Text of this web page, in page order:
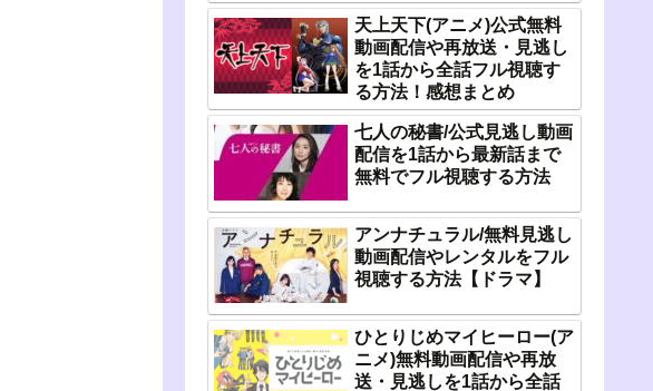
天上天下(アニメ)公式無料
動画配信や再放送・見逃し
を1話から全話フル視聴す
る方法！感想まとめ
七人の秘書/公式見逃し動画
配信を1話から最新話まで
無料でフル視聴する方法
アンナチュラル/無料見逃し
動画配信やレンタルをフル
視聴する方法【ドラマ】
ひとりじめマイヒーロー(ア
ニメ)無料動画配信や再放
送・見逃しを1話から全話